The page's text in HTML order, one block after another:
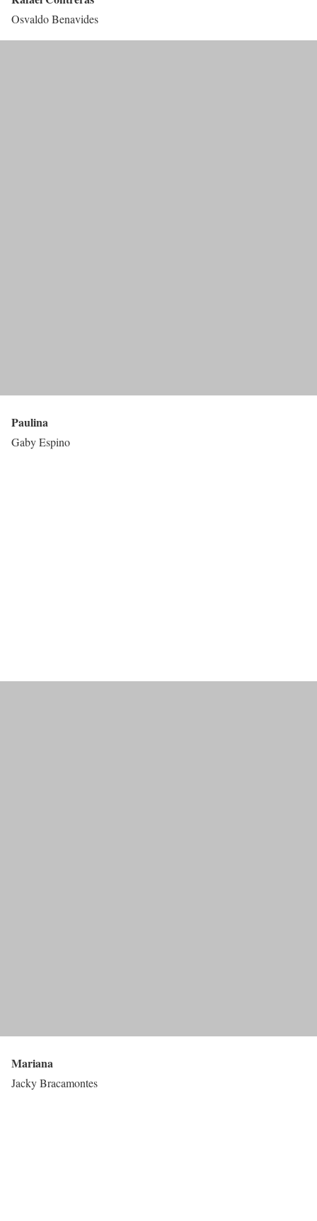
Osvaldo Benavides
Paulina
Gaby Espino
Mariana
Jacky Bracamontes